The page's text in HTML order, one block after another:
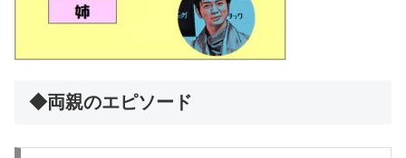
◆両親のエピソード